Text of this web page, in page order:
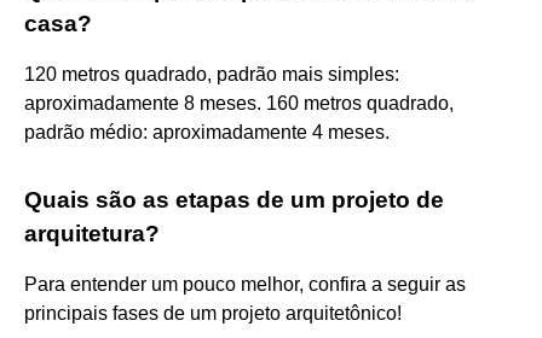
casa?
120 metros quadrado, padrão mais simples:
aproximadamente 8 meses. 160 metros quadrado,
padrão médio: aproximadamente 4 meses.
Quais são as etapas de um projeto de
arquitetura?
Para entender um pouco melhor, confira a seguir as
principais fases de um projeto arquitetônico!